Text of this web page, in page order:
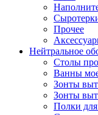
Прочее
Нейтральное
Столы
Ванны
Зонты
Зонты
Полки